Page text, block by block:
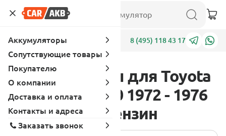
Адреса 8 (495) 118 43 17
Аккумуляторы для Toyota
Mark II X10-X20 1972 - 1976
2.0 (115 л.с.), бензин
Аккумуляторы
Сопутствующие товары
Покупателю
О компании
Доставка и оплата
Контакты и адреса
Заказать звонок